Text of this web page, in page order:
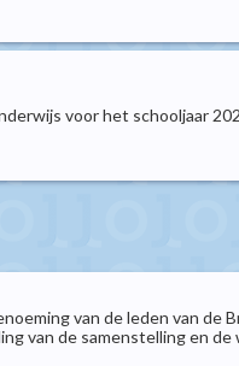
voor het schooljaar
van de leden van de
van de samenstelling en de